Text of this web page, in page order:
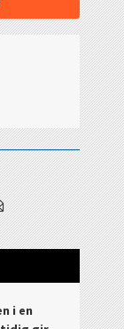
i en